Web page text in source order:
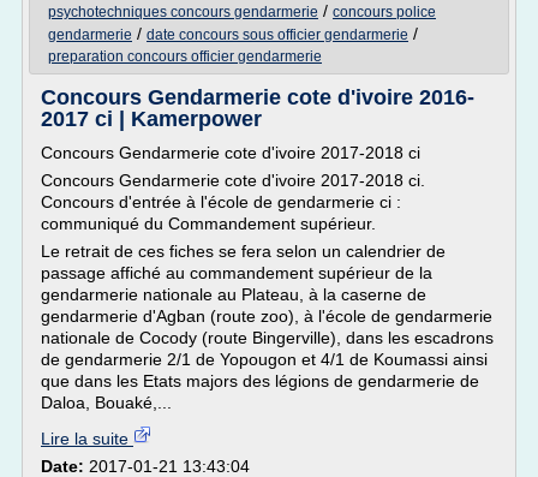
psychotechniques concours gendarmerie / concours police
gendarmerie / date concours sous officier gendarmerie /
preparation concours officier gendarmerie
Concours Gendarmerie cote d'ivoire 2016-
2017 ci | Kamerpower
Concours Gendarmerie cote d'ivoire 2017-2018 ci
Concours Gendarmerie cote d'ivoire 2017-2018 ci.
Concours d'entrée à l'école de gendarmerie ci :
communiqué du Commandement supérieur.
Le retrait de ces fiches se fera selon un calendrier de
passage affiché au commandement supérieur de la
gendarmerie nationale au Plateau, à la caserne de
gendarmerie d'Agban (route zoo), à l'école de gendarmerie
nationale de Cocody (route Bingerville), dans les escadrons
de gendarmerie 2/1 de Yopougon et 4/1 de Koumassi ainsi
que dans les Etats majors des légions de gendarmerie de
Daloa, Bouaké,...
Lire la suite
Date: 2017-01-21 13:43:04